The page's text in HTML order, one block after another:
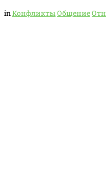
in Конфликты Общение